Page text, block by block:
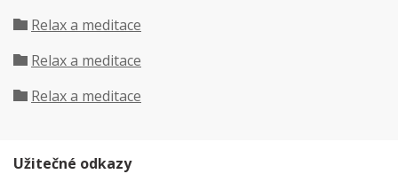
Relax a meditace
Relax a meditace
Relax a meditace
Užitečné odkazy